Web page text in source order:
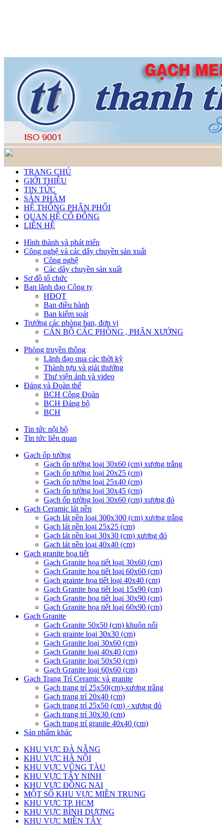
TRANG CHỦ
GIỚI THIỆU
TIN TỨC
SẢN PHẨM
HỆ THỐNG PHÂN PHỐI
QUAN HỆ CỔ ĐÔNG
LIÊN HỆ
Hình thành và phát triển
Công nghệ và các dây chuyền sản xuất
Công nghệ
Các dây chuyền sản xuất
Sơ đồ tổ chức
Ban lãnh đạo Công ty
HĐQT
Ban điều hành
Ban kiểm soát
Trưởng các phòng ban, đơn vị
CÁN BỘ CÁC PHÒNG , PHÂN XƯỞNG
Phòng truyền thông
Lãnh đạo qua các thời kỳ
Thành tựu và giải thưởng
Thư viện ảnh và video
Đảng và Đoàn thể
BCH Công Đoàn
BCH Đảng bộ
BCH
Tin tức nội bộ
Tin tức liên quan
Gạch ốp tường
Gạch ốp tường loại 30x60 (cm) xương trắng
Gạch ốp tường loại 20x25 (cm)
Gạch ốp tường loại 25x40 (cm)
Gạch ốp tường loại 30x45 (cm)
Gạch ốp tường loại 30x60 (cm) xương đỏ
Gạch Ceramic lát nền
Gạch lát nền loại 300x300 (cm) xương trắng
Gạch lát nền loại 25x25 (cm)
Gạch lát nền loại 30x30 (cm) xương đỏ
Gạch lát nền loại 40x40 (cm)
Gạch granite họa tiết
Gạch Granite họa tiết loại 30x60 (cm)
Gạch Granite họa tiết loại 60x60 (cm)
Gạch grainte họa tiết loại 40x40 (cm)
Gạch Granite họa tiết loại 15x90 (cm)
Gạch Granite họa tiết loại 30x90 (cm)
Gạch Granite họa tiết loại 60x90 (cm)
Gạch Granite
Gạch Granite 50x50 (cm) khuôn nổi
Gạch grainte loại 30x30 (cm)
Gạch Granite loại 30x60 (cm)
Gạch Granite loại 40x40 (cm)
Gạch Granite loại 50x50 (cm)
Gạch Granite loại 60x60 (cm)
Gạch Trang Trí Ceramic và granite
Gạch trang trí 25x50(cm)-xương trắng
Gạch trang trí 20x40 (cm)
Gạch trang trí 25x50 (cm) - xương đỏ
Gạch trang trí 30x30 (cm)
Gạch trang trí granite 40x40 (cm)
Sản phẩm khác
KHU VỰC ĐÀ NẴNG
KHU VỰC HÀ NỘI
KHU VỰC VŨNG TÀU
KHU VỰC TÂY NINH
KHU VỰC ĐỒNG NAI
MỘT SỐ KHU VỰC MIỀN TRUNG
KHU VỰC TP. HCM
KHU VỰC BÌNH DƯƠNG
KHU VỰC MIỀN TÂY